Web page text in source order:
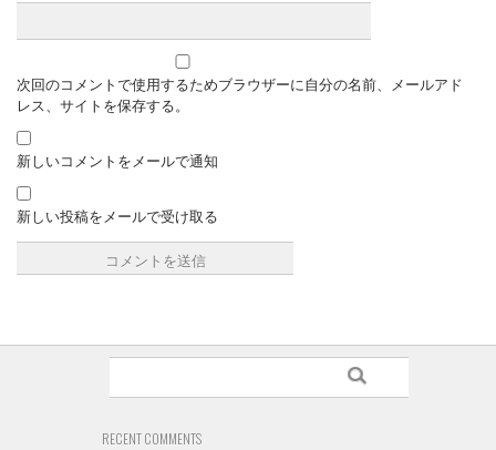
次回のコメントで使用するためブラウザーに自分の名前、メールアド
レス、サイトを保存する。
新しいコメントをメールで通知
新しい投稿をメールで受け取る
RECENT COMMENTS